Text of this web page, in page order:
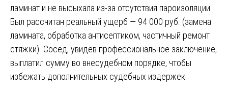
ламинат и не высыхала из-за отсутствия пароизоляции.
Был рассчитан реальный ущерб — 94 000 руб. (замена
ламината, обработка антисептиком, частичный ремонт
стяжки). Сосед, увидев профессиональное заключение,
выплатил сумму во внесудебном порядке, чтобы
избежать дополнительных судебных издержек.